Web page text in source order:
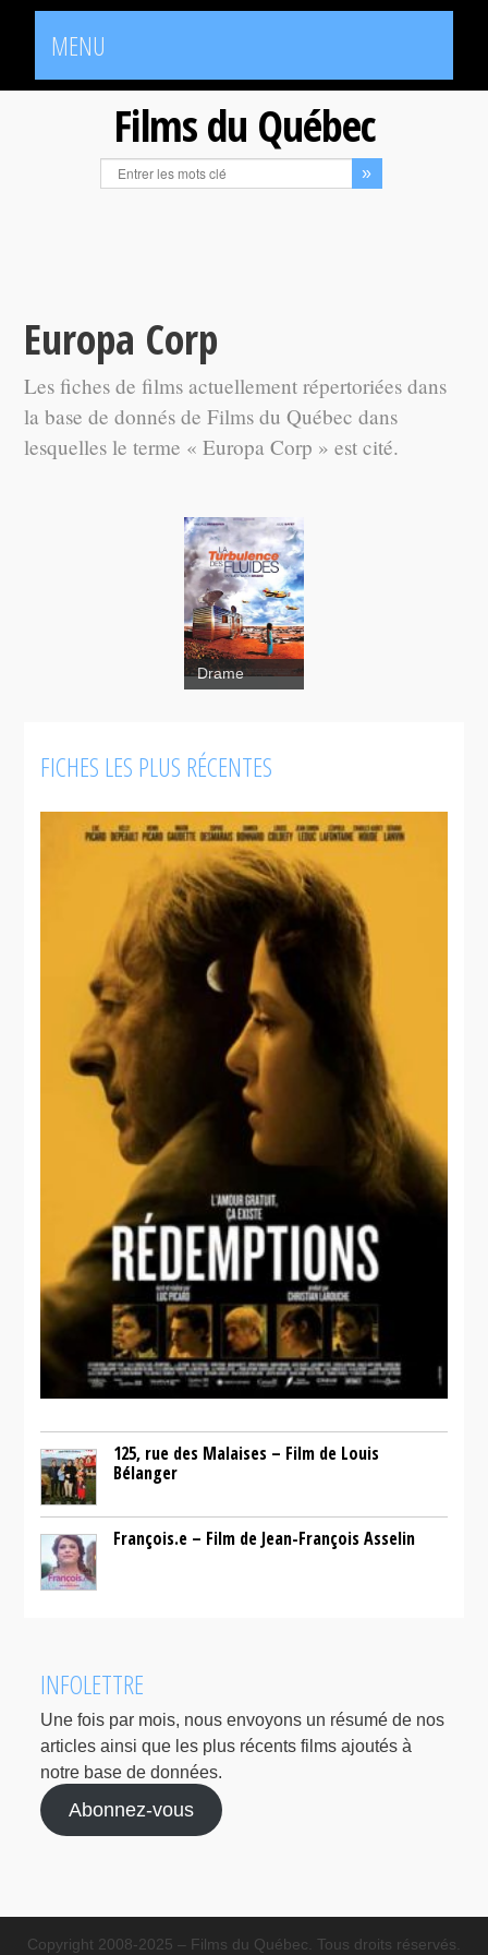
MENU
Films du Québec
Europa Corp
Les fiches de films actuellement répertoriées dans
la base de donnés de Films du Québec dans
lesquelles le terme « Europa Corp » est cité.
Drame
FICHES LES PLUS RÉCENTES
125, rue des Malaises – Film de Louis
Bélanger
François.e – Film de Jean-François Asselin
INFOLETTRE
Une fois par mois, nous envoyons un résumé de nos
articles ainsi que les plus récents films ajoutés à
notre base de données.
Abonnez-vous
Copyright 2008-2025 – Films du Québec. Tous droits réservés.